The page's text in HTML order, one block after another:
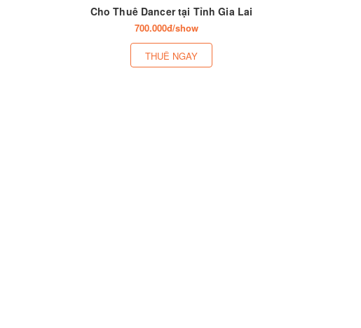
Cho Thuê Dancer tại Tỉnh Gia Lai
700.000đ/show
THUÊ NGAY